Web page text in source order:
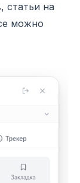
статьи на
можно